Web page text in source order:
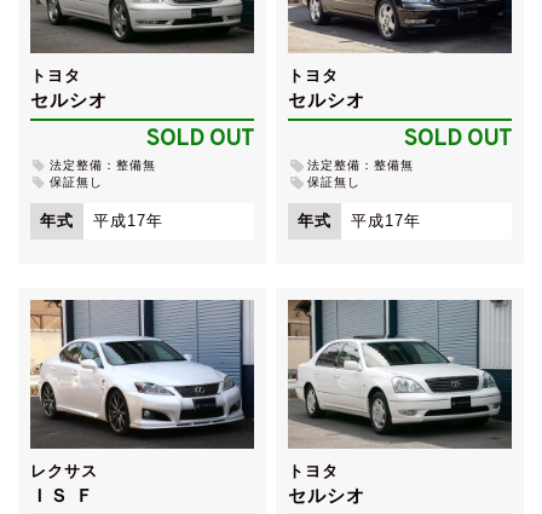
トヨタ
セルシオ
SOLD OUT
法定整備：整備無
保証無し
年式 平成17年
トヨタ
セルシオ
SOLD OUT
法定整備：整備無
保証無し
年式 平成17年
レクサス
ＩＳ Ｆ
トヨタ
セルシオ